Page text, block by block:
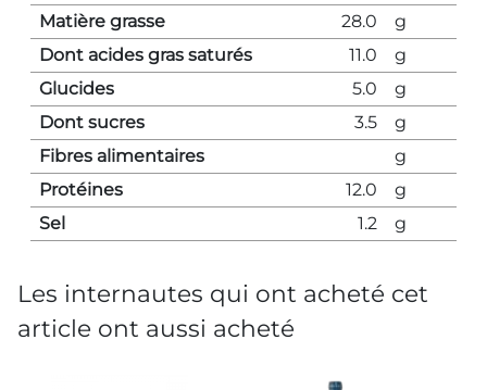
Matière grasse
28.0
g
Dont acides gras saturés
11.0
g
Glucides
5.0
g
Dont sucres
3.5
g
Fibres alimentaires
g
Protéines
12.0
g
Sel
1.2 g
Les internautes qui ont acheté cet
article ont aussi acheté